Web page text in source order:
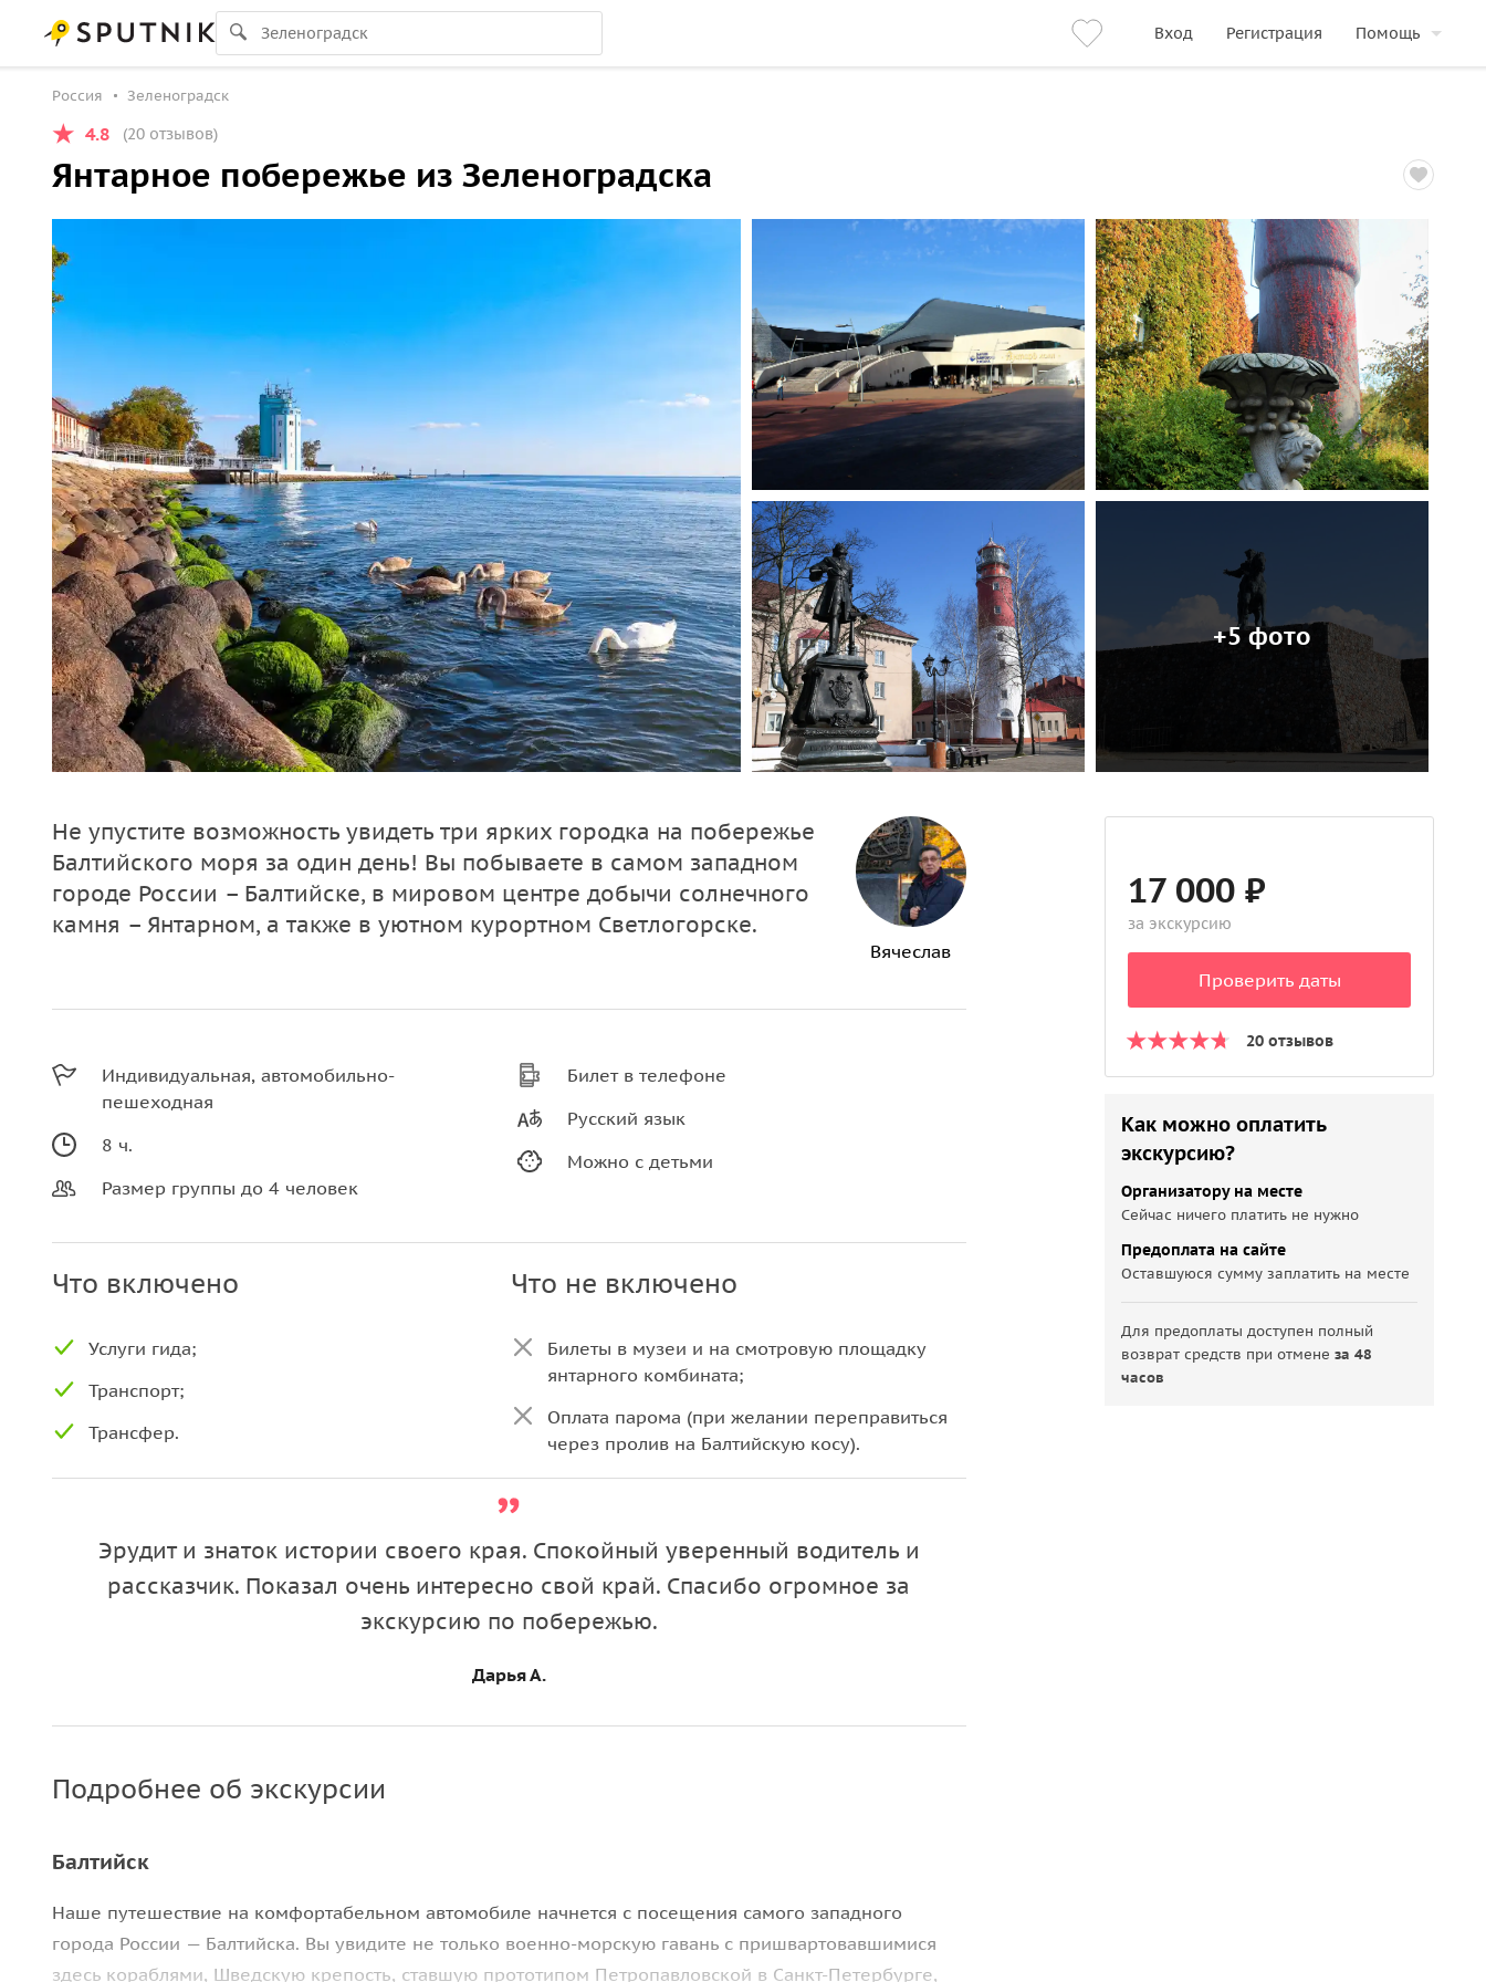
Вход Регистрация Помощь
Россия Зеленоградск
4.8 (20 отзывов)
Янтарное побережье из Зеленоградска
+5 фото
Не упустите возможность увидеть три ярких городка на побережье
Балтийского моря за один день! Вы побываете в самом западном
городе России – Балтийске, в мировом центре добычи солнечного
камня – Янтарном, а также в уютном курортном Светлогорске.
Вячеслав
Индивидуальная, автомобильно-
пешеходная
8 ч.
Размер группы до 4 человек
Билет в телефоне
Русский язык
Можно с детьми
Что включено
Услуги гида;
Транспорт;
Трансфер.
Что не включено
Билеты в музеи и на смотровую площадку
янтарного комбината;
Оплата парома (при желании переправиться
через пролив на Балтийскую косу).
Эрудит и знаток истории своего края. Спокойный уверенный водитель и
рассказчик. Показал очень интересно свой край. Спасибо огромное за
экскурсию по побережью.
Дарья А.
Подробнее об экскурсии
Балтийск
Наше путешествие на комфортабельном автомобиле начнется с посещения самого западного
города России — Балтийска. Вы увидите не только военно-морскую гавань с пришвартовавшимися
здесь кораблями, Шведскую крепость, ставшую прототипом Петропавловской в Санкт-Петербурге,
17 000 ₽
за экскурсию
Проверить даты
20 отзывов
Как можно оплатить
экскурсию?
Организатору на месте
Сейчас ничего платить не нужно
Предоплата на сайте
Оставшуюся сумму заплатить на месте
Для предоплаты доступен полный
возврат средств при отменеза 48
часов